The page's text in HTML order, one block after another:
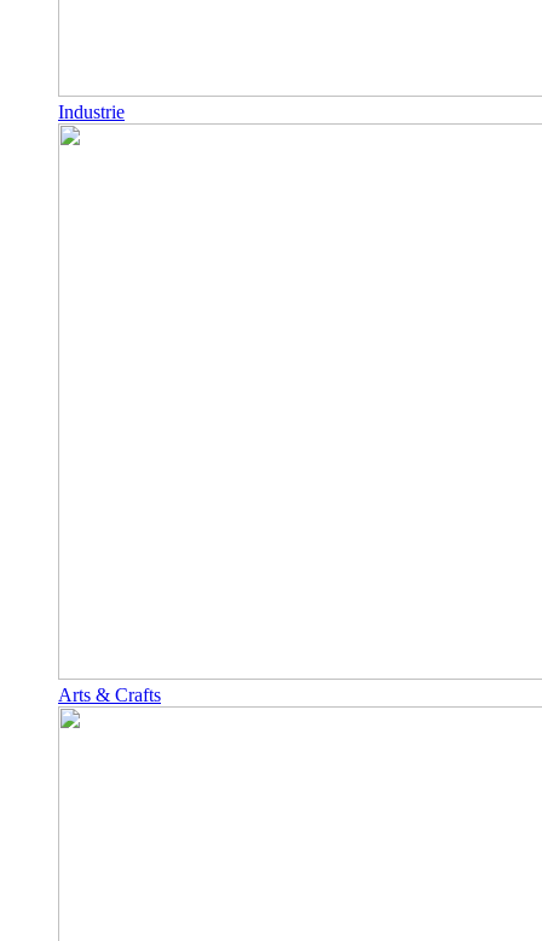
Industrie
Arts & Crafts